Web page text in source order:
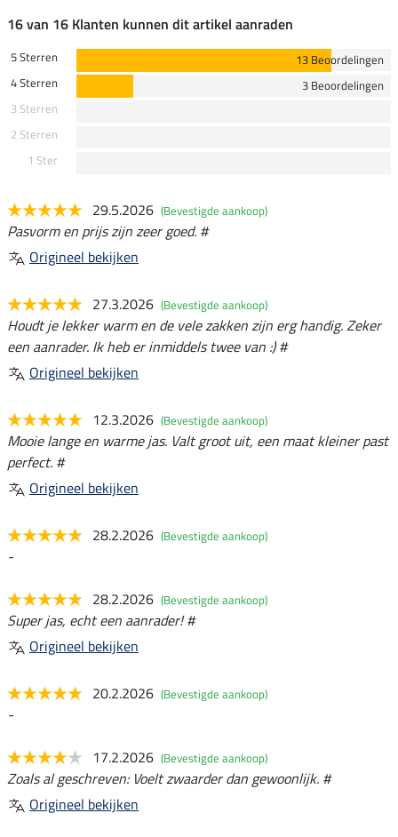
16 van 16 Klanten kunnen dit artikel aanraden
5 Sterren
13 Beoordelingen
4 Sterren
3 Beoordelingen
3 Sterren
2 Sterren
1 Ster
29.5.2026 (Bevestigde aankoop)
Pasvorm en prijs zijn zeer goed. #
Origineel bekijken
27.3.2026 (Bevestigde aankoop)
Houdt je lekker warm en de vele zakken zijn erg handig. Zeker
een aanrader. Ik heb er inmiddels twee van :) #
Origineel bekijken
12.3.2026 (Bevestigde aankoop)
Mooie lange en warme jas. Valt groot uit, een maat kleiner past
perfect. #
Origineel bekijken
28.2.2026 (Bevestigde aankoop)
-
28.2.2026 (Bevestigde aankoop)
Super jas, echt een aanrader! #
Origineel bekijken
20.2.2026 (Bevestigde aankoop)
-
17.2.2026 (Bevestigde aankoop)
Zoals al geschreven: Voelt zwaarder dan gewoonlijk. #
Origineel bekijken